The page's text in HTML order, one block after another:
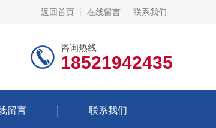
返回首页 在线留言 联系我们
咨询热线
18521942435
留言 联系我们